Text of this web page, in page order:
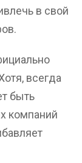
в свой
всегда
быть
компаний